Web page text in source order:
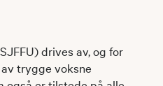
drives av, og for
trygge voksne